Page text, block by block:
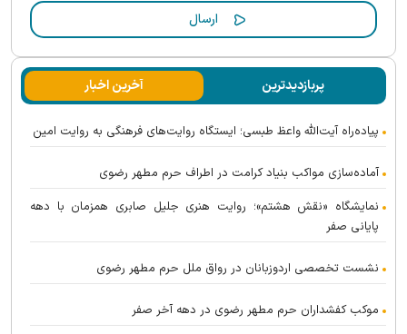
پربازدیدترین آخرین اخبار
پیاده‌راه آیت‌الله واعظ طبسی؛ ایستگاه روایت‌های فرهنگی به روایت امین
آماده‌سازی مواکب بنیاد کرامت در اطراف حرم مطهر رضوی
نمایشگاه «نقش هشتم»؛ روایت هنری جلیل صابری همزمان با دهه
پایانی صفر
نشست تخصصی اردو‌زبانان در رواق ملل حرم مطهر رضوی
موکب کفشداران حرم مطهر رضوی در دهه آخر صفر